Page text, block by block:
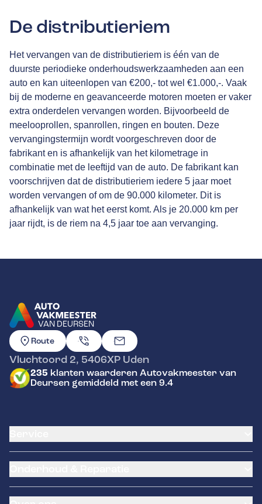
De distributieriem
Het vervangen van de distributieriem is één van de
duurste periodieke onderhoudswerkzaamheden aan een
auto en kan uiteenlopen van €200,- tot wel €1.000,-. Vaak
bij de moderne en geavanceerde motoren moeten er vaker
extra onderdelen vervangen worden. Bijvoorbeeld de
meelooprollen, spanrollen, ringen en bouten. Deze
vervangingstermijn wordt voorgeschreven door de
fabrikant en is afhankelijk van het kilometrage in
combinatie met de leeftijd van de auto. De fabrikant kan
voorschrijven dat de distributieriem iedere 5 jaar moet
worden vervangen of om de 90.000 kilometer. Dit is
afhankelijk van wat het eerst komt. Als je 20.000 km per
jaar rijdt, is de riem na 4,5 jaar toe aan vervanging.
VAN DEURSEN
GA NAAR DE HOMEPAGINA
Route
Vluchtoord 2, 5406XP Uden
235 klanten waarderen Autovakmeester van
Deursen gemiddeld met een 9.4
Banden service